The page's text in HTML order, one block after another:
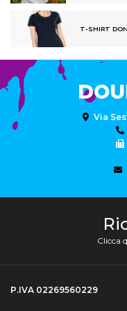
T-SHIRT
Via
Clicca
P.IVA 02269560229